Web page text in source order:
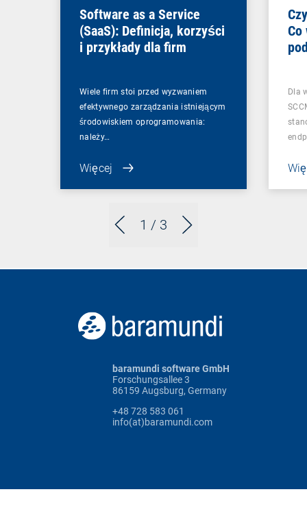
1 / 3
Software as a Service
(SaaS): Definicja, korzyści
i przykłady dla firm
Wiele firm stoi przed wyzwaniem
efektywnego zarządzania istniejącym
środowiskiem oprogramowania:
należy…
Więcej
Co
Dla
baramundi software GmbH
Forschungsallee 3
86159 Augsburg, Germany
+48 728 583 061
info(at)baramundi.com